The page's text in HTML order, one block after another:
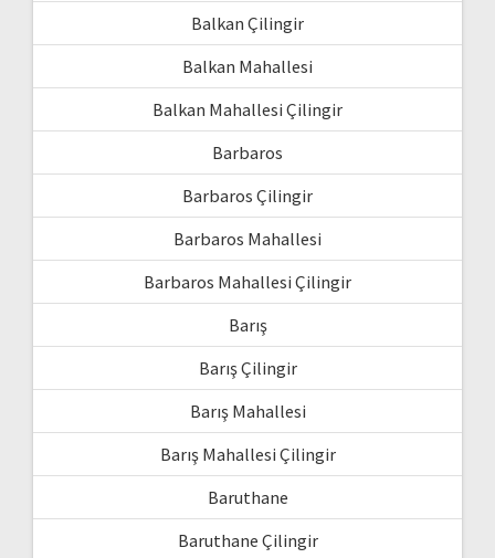
Balkan Çilingir
Balkan Mahallesi
Balkan Mahallesi Çilingir
Barbaros
Barbaros Çilingir
Barbaros Mahallesi
Barbaros Mahallesi Çilingir
Barış
Barış Çilingir
Barış Mahallesi
Barış Mahallesi Çilingir
Baruthane
Baruthane Çilingir